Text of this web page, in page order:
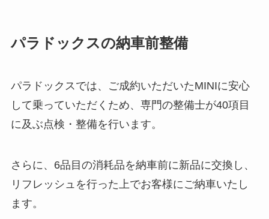
パラドックスの納車前整備
パラドックスでは、ご成約いただいたMINIに安心
して乗っていただくため、専門の整備士が40項目
に及ぶ点検・整備を行います。
さらに、6品目の消耗品を納車前に新品に交換し、
リフレッシュを行った上でお客様にご納車いたし
ます。